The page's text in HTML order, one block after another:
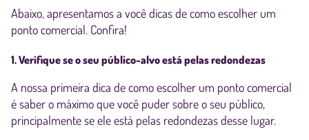
Abaixo, apresentamos a você dicas de como escolher um
ponto comercial. Confira!
1. Verifique se o seu público-alvo está pelas redondezas
A nossa primeira dica de como escolher um ponto comercial
é saber o máximo que você puder sobre o seu público,
principalmente se ele está pelas redondezas desse lugar.